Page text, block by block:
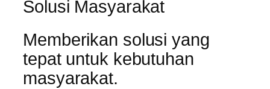
Solusi Masyarakat
Memberikan solusi yang
tepat untuk kebutuhan
masyarakat.